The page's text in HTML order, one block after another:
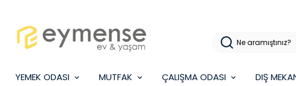
YEMEK ODASI MUTFAK ÇALIŞMA ODASI DIŞ